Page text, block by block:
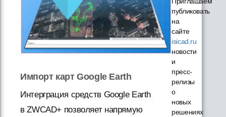
Импорт карт Google Earth
Интерграция средств Google Earth
в ZWCAD+ позволяет напрямую
публиковать
на
сайте
isicad.ru
новости
и
пресс-
релизы
о
новых
решениях